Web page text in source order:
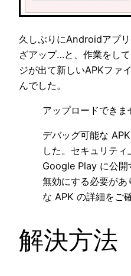
久しぶりにAndroidアプ
ざアップ…と、作業をし
ジが出て新しいAPKファ
んでした。
アップロードできま
デバッグ可能な
した。セキュリティ
Google Play に公開
無効にする必要が
な APK の詳細をご
解決方法